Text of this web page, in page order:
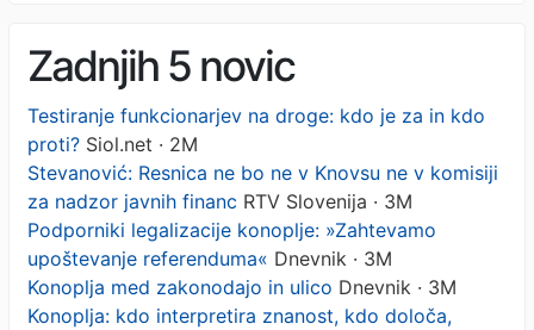
Zadnjih 5 novic
Testiranje funkcionarjev na droge: kdo je za in kdo
proti? Siol.net · 2M
Stevanović: Resnica ne bo ne v Knovsu ne v komisiji
za nadzor javnih financ RTV Slovenija · 3M
Podporniki legalizacije konoplje: »Zahtevamo
upoštevanje referenduma« Dnevnik · 3M
Konoplja med zakonodajo in ulico Dnevnik · 3M
Konoplja: kdo interpretira znanost, kdo določa,